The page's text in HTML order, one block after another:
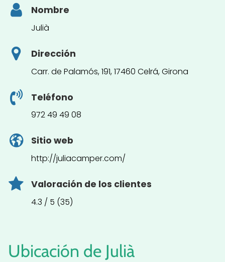
Nombre
Julià
Dirección
Carr. de Palamós, 191, 17460 Celrá, Girona
Teléfono
972 49 49 08
Sitio web
http://juliacamper.com/
Valoración de los clientes
4.3 / 5 (35)
Ubicación de Julià